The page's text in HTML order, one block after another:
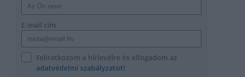
E-mail cím
Feliratkozom a hírlevélre és elfogadom az
adatvédelmi szabályzatot!